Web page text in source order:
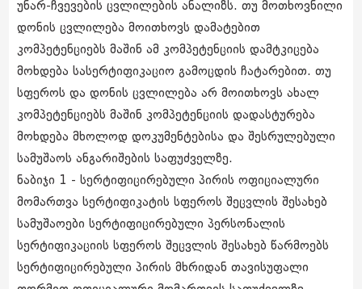
უნარ-ჩვევების ცვლილების ანალიზს. თუ მოთხოვნილი
დონის ცვლილება მოითხოვს დამატებით
კომპეტენციებს მაშინ ამ კომპეტენციის დამტკიცება
მოხდება სასერტიფიკაციო გამოცდის ჩატარებით. თუ
სფეროს და დონის ცვლილება არ მოითხოვს ახალ
კომპეტენციებს მაშინ კომპეტენციის დადასტურება
მოხდება მხოლოდ დოკუმენტებისა და შესრულებული
სამუშაოს ანგარიშების საფუძველზე.
ნაბიჯი 1 - სერტიფიცირებული პირის ოფიციალური
მომართვა სერტიფიკატის სფეროს შეცვლის შესახებ
სამუშაოები სერტიფიცირებული პერსონალის
სერტიფიკაციის სფეროს შეცვლის შესახებ წარმოებს
სერტიფიცირებული პირის მხრიდან თავისუფალი